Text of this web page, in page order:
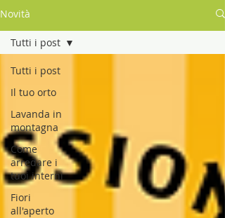
Novità
Tutti i post
Il tuo orto
Lavanda in
montagna
Come
arredare i
tuoi interni
Fiori
all'aperto
Tutti i post